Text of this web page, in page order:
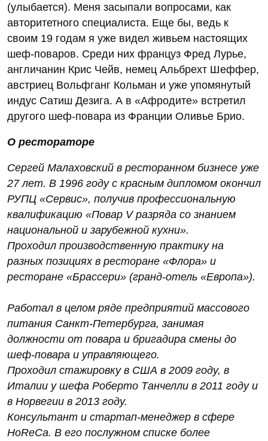
(улыбается). Меня засыпали вопросами, как
авторитетного специалиста. Еще бы, ведь к
своим 19 годам я уже видел живьем настоящих
шеф-поваров. Среди них француз Фред Лурье,
англичанин Крис Чейв, немец Альбрехт Шеффер,
австриец Вольфганг Кольман и уже упомянутый
индус Сатиш Дезига. А в «Афродите» встретил
другого шеф-повара из Франции Оливье Брио.
О рестораторе
Сергей Малаховский в ресторанном бизнесе уже
27 лет. В 1996 году с красным дипломом окончил
РУПЦ «Сервис», получив профессиональную
квалификацию «Повар V разряда со знанием
национальной и зарубежной кухни».
Проходил производственную практику на
разных позициях в ресторане «Флора» и
ресторане «Брассери» (гранд-отель «Европа»).
Работал в целом ряде предприятий массового
питания Санкт-Петербурга, занимая
должности от повара и бригадира смены до
шеф-повара и управляющего.
Проходил стажировку в США в 2009 году, в
Италии у шефа Роберто Танчелли в 2011 году и
в Норвегии в 2013 году.
Консультант и стартап-менеджер в сфере
HoReCa. В его послужном списке более